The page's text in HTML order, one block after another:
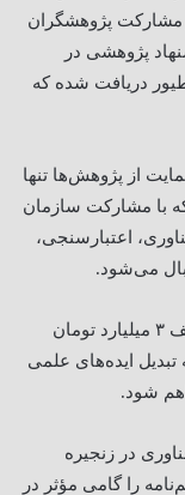
رشد چشمگیر مشارکت پژوهشگران
کرد که تاکنون بیش از ۴۰۰ پیشنهاد پژوهشی در
دریافت شده که
از پژوهش‌ها تنها
با مشارکت سازمان
اعتبارسنجی،
می‌شود.
مداح همچنین از پیش‌بینی حمایت مالی تا سقف ۳ میلیارد تومان
تبدیل ایده‌های علمی
شود.
در زنجیره
را گامی مؤثر در